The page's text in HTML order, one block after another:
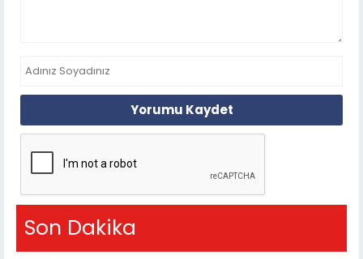
Yorumu Kaydet
Son Dakika